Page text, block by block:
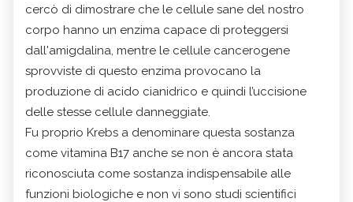
cercò di dimostrare che le cellule sane del nostro
corpo hanno un enzima capace di proteggersi
dall'amigdalina, mentre le cellule cancerogene
sprovviste di questo enzima provocano la
produzione di acido cianidrico e quindi l’uccisione
delle stesse cellule danneggiate.
Fu proprio Krebs a denominare questa sostanza
come vitamina B17 anche se non è ancora stata
riconosciuta come sostanza indispensabile alle
funzioni biologiche e non vi sono studi scientifici